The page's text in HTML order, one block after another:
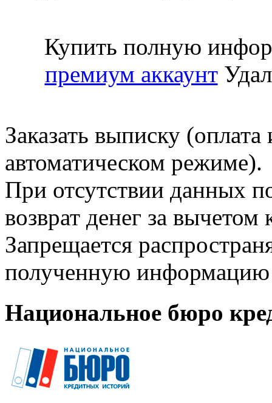
Купить полную
премиум аккаунт
Заказать выписку
автоматическом режиме).
При отсутствии данных
возврат денег за
Запрещается
полученную информацию
Национальное бюро